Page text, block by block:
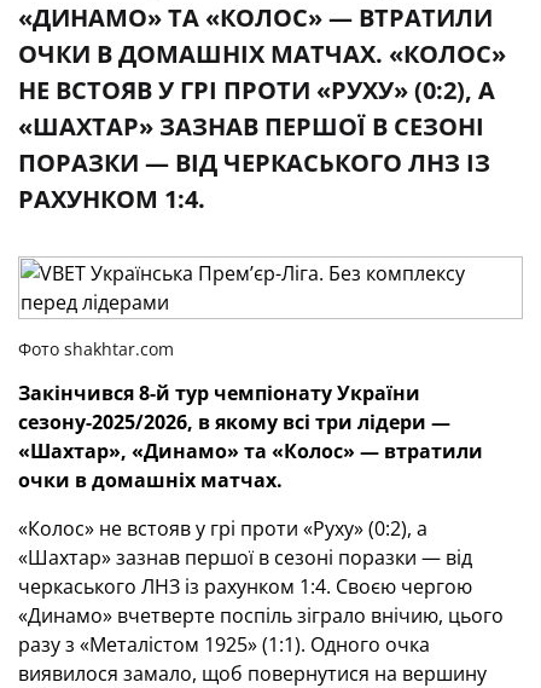
«ДИНАМО» ТА «КОЛОС» — ВТРАТИЛИ
ОЧКИ В ДОМАШНІХ МАТЧАХ. «КОЛОС»
НЕ ВСТОЯВ У ГРІ ПРОТИ «РУХУ» (0:2), А
«ШАХТАР» ЗАЗНАВ ПЕРШОЇ В СЕЗОНІ
ПОРАЗКИ — ВІД ЧЕРКАСЬКОГО ЛНЗ ІЗ
РАХУНКОМ 1:4.
Фото shakhtar.com
Закінчився 8-й тур чемпіонату України
сезону-2025/2026, в якому всі три лідери —
«Шахтар», «Динамо» та «Колос» — втратили
очки в домашніх матчах.
«Колос» не встояв у грі проти «Руху» (0:2), а
«Шахтар» зазнав першої в сезоні поразки — від
черкаського ЛНЗ із рахунком 1:4. Своєю чергою
«Динамо» вчетверте поспіль зіграло внічию, цього
разу з «Металістом 1925» (1:1). Одного очка
виявилося замало, щоб повернутися на вершину